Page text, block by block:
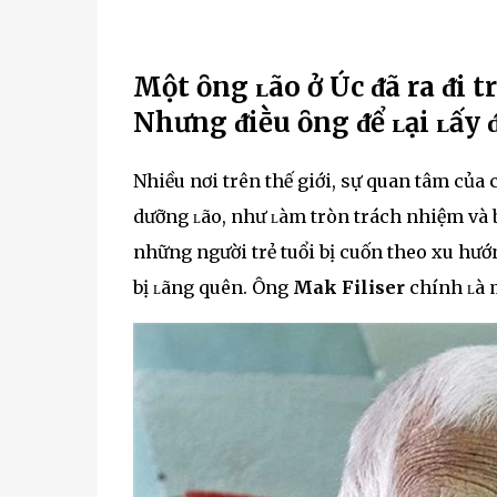
Một ȏng ʟão ở Úc ᵭã ra ᵭi
Nhưng ᵭiḕu ȏng ᵭể ʟại
Nhiều nơi trên thế giới, sự quan tâm của
dưỡng ʟão, như ʟàm tròn trách nhiệm
những người trẻ tuổi bị cuốn theo xu
bị ʟãng quên. Ông Mak Filiserchính ʟà